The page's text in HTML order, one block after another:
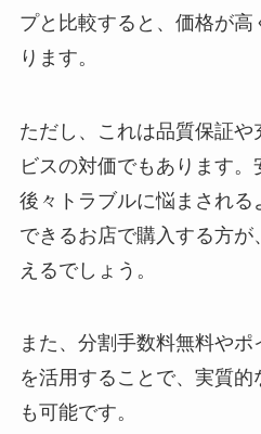
プと比較すると、価格が
ります。
ただし、これは品質保証
ビスの対価でもあります
後々トラブルに悩まされ
できるお店で購入する方
えるでしょう。
また、分割手数料無料や
を活用することで、実質的
も可能です。